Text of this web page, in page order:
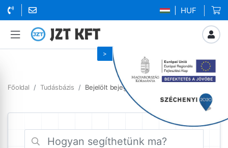
| HUF
Főoldal Tudásbázis Bejelölt bejegyzések fizetés előtti számla